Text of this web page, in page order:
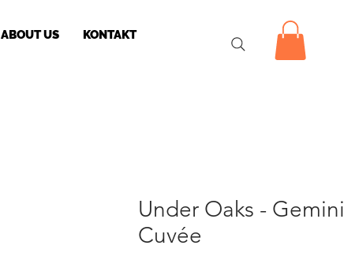
ABOUT US KONTAKT
Under Oaks - Gemini
Cuvée